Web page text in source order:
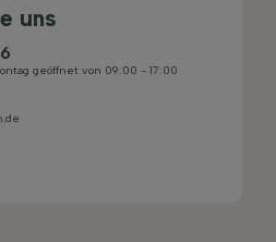
uns
geöffnet von 09:00 - 17:00